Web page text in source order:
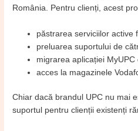
România. Pentru clienți, acest
păstrarea serviciilor active
preluarea suportului de
migrarea aplicației
acces la magazinele
Chiar dacă brandul UPC nu mai
suportul pentru clienții existenți